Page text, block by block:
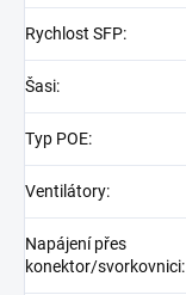
Rychlost SFP:
Šasi:
Typ POE:
Ventilátory:
Napájení přes
konektor/svorkovnici: